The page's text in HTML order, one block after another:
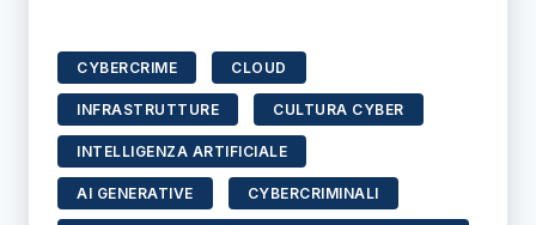
CYBERCRIME CLOUD
INFRASTRUTTURE CULTURA CYBER
INTELLIGENZA ARTIFICIALE
AI GENERATIVE CYBERCRIMINALI